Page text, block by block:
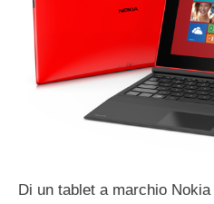
Di un tablet a marchio Nokia